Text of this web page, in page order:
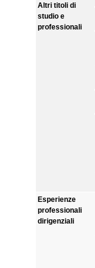
Altri titoli di
studio e
professionali
Esperienze
professionali
dirigenziali